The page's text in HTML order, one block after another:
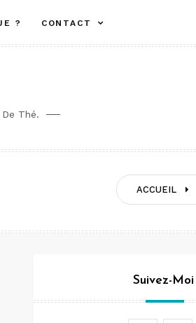
? CONTACT
Thé.
ACCUEIL
Suivez-Moi